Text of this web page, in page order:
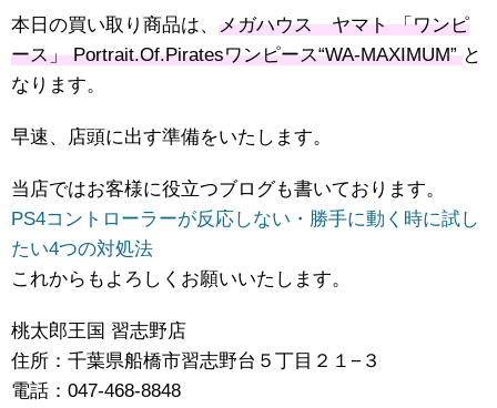
本日の買い取り商品は、 メガハウス ヤマト ​「ワンピ
ース」 ​Portrait.Of.Piratesワンピース“WA-MAXIMUM”​と
なります。
早速、店頭に出す準備をいたします。
当店ではお客様に役立つブログも書いております。
PS4コントローラーが反応しない・勝手に動く時に試し
たい4つの対処法
これからもよろしくお願いいたします。
桃太郎王国 習志野店
住所：千葉県船橋市習志野台５丁目２１−３
電話：047-468-8848